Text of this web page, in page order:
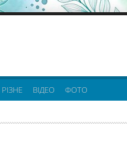
РІЗНЕ ВІДЕО ФОТО